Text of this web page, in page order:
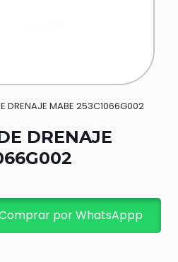
DRENAJE MABE 253C1066G002
DRENAJE
por WhatsAppp